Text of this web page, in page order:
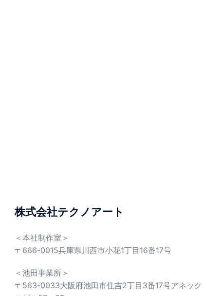
株式会社テクノアート
＜本社制作室＞
〒666-0015兵庫県川西市小花1丁目16番17号
＜池田事業所＞
〒563-0033大阪府池田市住吉2丁目3番17号アネック